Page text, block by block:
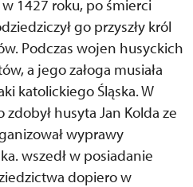
1427 roku, po śmierci
go przyszły król
Podczas wojen husyckich
a jego załoga musiała
katolickiego Śląska. W
husyta Jan Kolda ze
wyprawy
wszedł w posiadanie
dopiero w